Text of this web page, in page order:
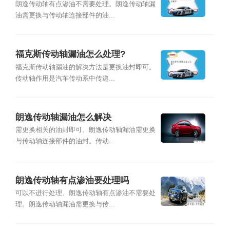
朗逸传动轴有点渗油不需要处理。朗逸传动轴漏
油需更换与传动轴连接部件的油...
福克斯传动轴漏油怎么处理?
福克斯传动轴漏油的解决方法是更换油封即可。
传动轴作用是汽车传动系中传递...
朗逸传动轴漏油怎么解决
需更换相关的油封即可。朗逸传动轴漏油需更换
与传动轴连接部件的油封。传动...
朗逸传动轴有点渗油要处理吗
可以不进行处理。朗逸传动轴有点渗油不需要处
理。朗逸传动轴漏油需更换与传...